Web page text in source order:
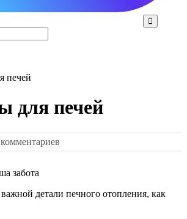
печей
для печей
забота
детали печного отопления, как